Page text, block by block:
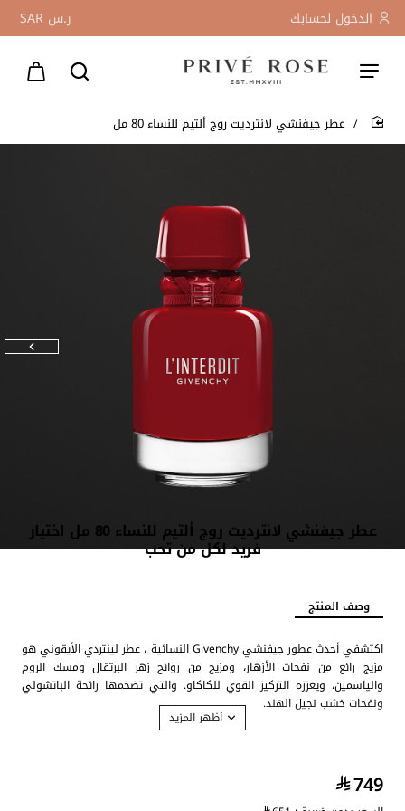
الدخول لحسابك ر.س SAR
home عطر جيفنشي لانترديت روج ألتيم للنساء 80 مل
عطر جيفنشي لانترديت روج ألتيم للنساء 80 مل اختيار
فريد لكل من تحب
وصف المنتج
اكتشفي أحدث عطور جيفنشي Givenchy النسائية ، عطر لينتردي الأيقوني هو
مزيج رائع من نفحات الأزهار، ومزيج من روائح زهر البرتقال ومسك الروم
والياسمين، ويعززه التركيز القوي للكاكاو. والتي تضخمها رائحة الباتشولي
ونفحات خشب نجيل الهند.
عطر لا انترديت روج L’Interdit Rouge.
عطر شرقي - زهري للنساء . 749